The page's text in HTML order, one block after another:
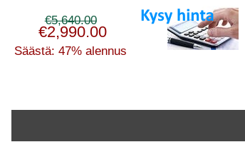
€5,640.00
€2,990.00
Säästä: 47% alennus